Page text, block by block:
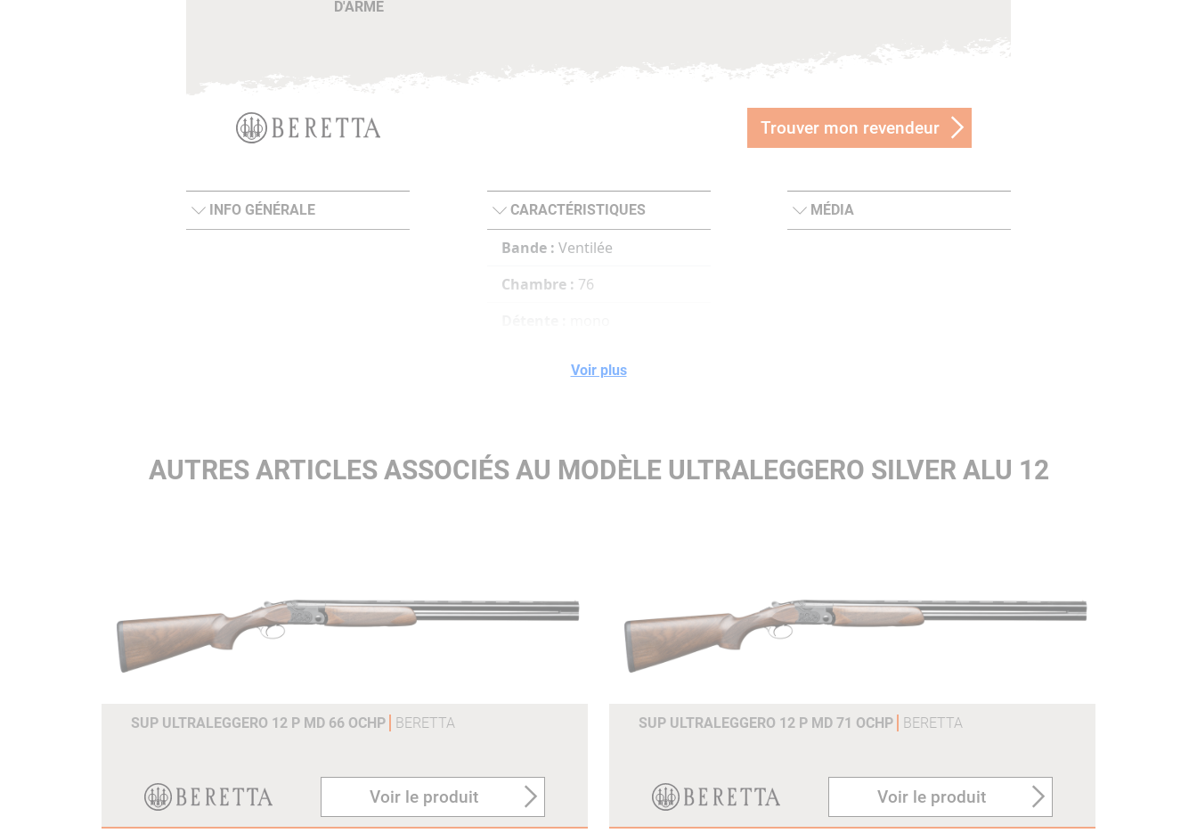
D'ARME
Trouver mon revendeur
INFO GÉNÉRALE CARACTÉRISTIQUES
Bande : Ventilée
Chambre : 76
HP (**/***/****/Cyl/R)
MÉDIA
Voir plus
AUTRES ARTICLES ASSOCIÉS AU MODÈLE ULTRALEGGERO SILVER ALU 12
SUP ULTRALEGGERO 12 P MD 66 OCHP BERETTA
Voir le produit
SUP ULTRALEGGERO 12 P MD 71 OCHP BERETTA
Voir le produit